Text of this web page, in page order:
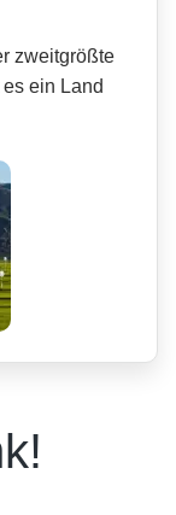
zweitgrößte
ein Land